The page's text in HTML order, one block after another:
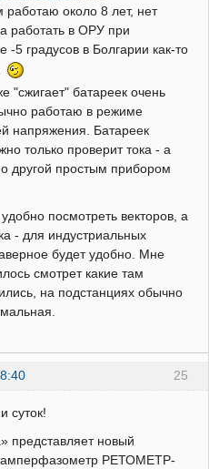
около 8 лет, нет
работать в ОРУ при
-5 градусов в Болгарии как-то
"сжигает" батареек очень
работаю в режиме
напряжения. Батареек
только проверит тока - а
другой простым прибором
посмотреть векторов, а
- для индустриальных
будет удобно. Мне
смотрет какие там
на подстанциях обычно
25
суток!
представляет новый
РЕТОМЕТР-